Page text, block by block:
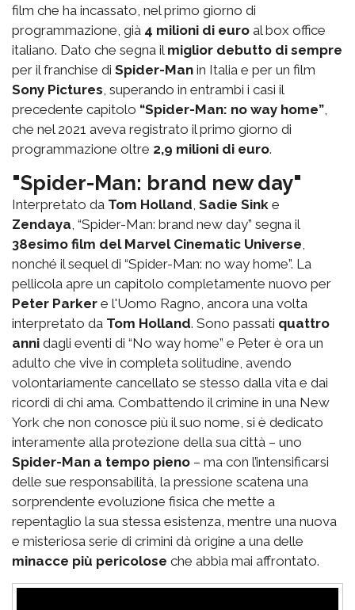
film che ha incassato, nel primo giorno di
programmazione, già 4 milioni di euro al box office
italiano. Dato che segna il miglior debutto di sempre
per il franchise di Spider-Man in Italia e per un film
Sony Pictures, superando in entrambi i casi il
precedente capitolo “Spider-Man: no way home”,
che nel 2021 aveva registrato il primo giorno di
programmazione oltre 2,9 milioni di euro.
"Spider-Man: brand new day"
Interpretato da Tom Holland, Sadie Sink e
Zendaya, “Spider-Man: brand new day” segna il
38esimo film del Marvel Cinematic Universe,
nonché il sequel di “Spider-Man: no way home”. La
pellicola apre un capitolo completamente nuovo per
Peter Parker e l'Uomo Ragno, ancora una volta
interpretato da Tom Holland. Sono passati quattro
anni dagli eventi di “No way home” e Peter è ora un
adulto che vive in completa solitudine, avendo
volontariamente cancellato se stesso dalla vita e dai
ricordi di chi ama. Combattendo il crimine in una New
York che non conosce più il suo nome, si è dedicato
interamente alla protezione della sua città – uno
Spider-Man a tempo pieno – ma con l’intensificarsi
delle sue responsabilità, la pressione scatena una
sorprendente evoluzione fisica che mette a
repentaglio la sua stessa esistenza, mentre una nuova
e misteriosa serie di crimini dà origine a una delle
minacce più pericolose che abbia mai affrontato.